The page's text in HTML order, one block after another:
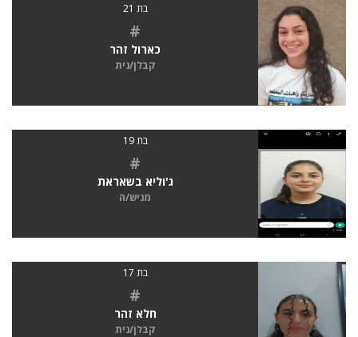
בת 21
#
כארול זהר
קבלן/נית
בת 19
#
ג'וליא בשאראת
מגיש/ה
בת 17
#
חלא זהר
קבלן/נית